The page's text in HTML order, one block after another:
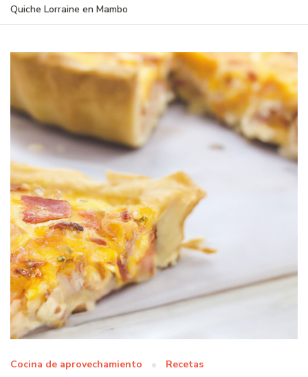
Quiche Lorraine en Mambo
Cocina de aprovechamiento Recetas